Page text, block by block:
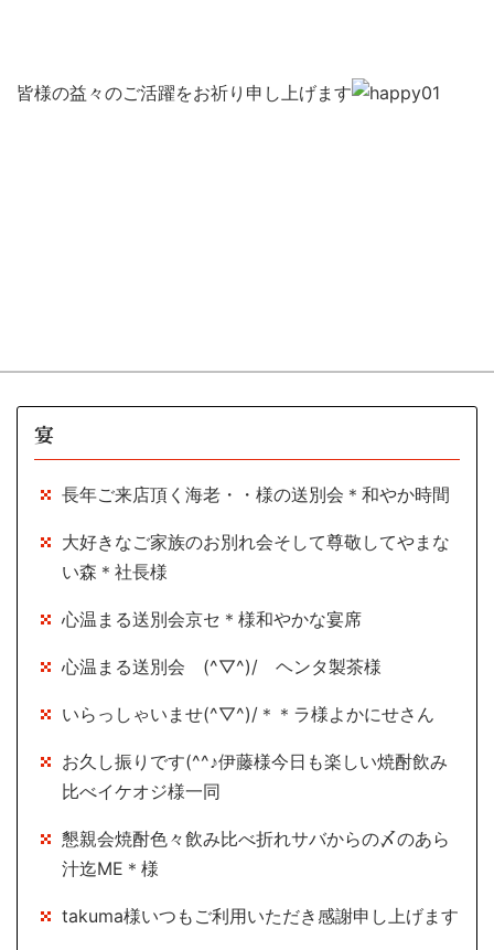
皆様の益々のご活躍をお祈り申し上げます
宴
長年ご来店頂く海老・・様の送別会＊和やか時間
大好きなご家族のお別れ会そして尊敬してやまな
い森＊社長様
心温まる送別会京セ＊様和やかな宴席
心温まる送別会 (^▽^)/ ヘンタ製茶様
いらっしゃいませ(^▽^)/＊＊ラ様よかにせさん
お久し振りです(^^♪伊藤様今日も楽しい焼酎飲み
比べイケオジ様一同
懇親会焼酎色々飲み比べ折れサバからの〆のあら
汁迄ME＊様
takuma様いつもご利用いただき感謝申し上げます